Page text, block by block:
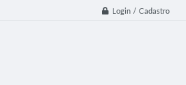
Login / Cadastro